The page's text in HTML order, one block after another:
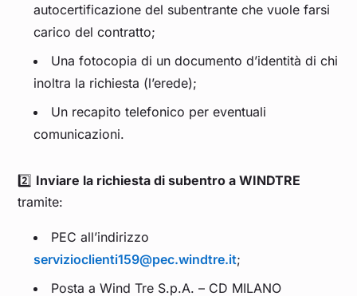
autocertificazione del subentrante che vuole farsi
carico del contratto;
Una fotocopia di un documento d’identità di chi
inoltra la richiesta (l’erede);
Un recapito telefonico per eventuali
comunicazioni.
2️⃣ Inviare la richiesta di subentro a WINDTRE
tramite:
PEC all’indirizzo
servizioclienti159@pec.windtre.it;
Posta a Wind Tre S.p.A. – CD MILANO